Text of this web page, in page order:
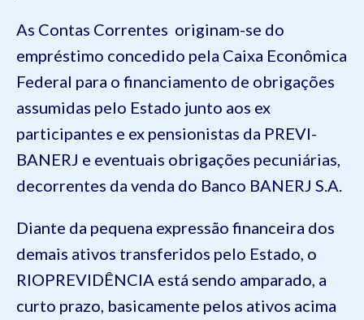
As Contas Correntes originam-se do
empréstimo concedido pela Caixa Econômica
Federal para o financiamento de obrigações
assumidas pelo Estado junto aos ex
participantes e ex pensionistas da PREVI-
BANERJ e eventuais obrigações pecuniárias,
decorrentes da venda do Banco BANERJ S.A.
Diante da pequena expressão financeira dos
demais ativos transferidos pelo Estado, o
RIOPREVIDÊNCIA está sendo amparado, a
curto prazo, basicamente pelos ativos acima